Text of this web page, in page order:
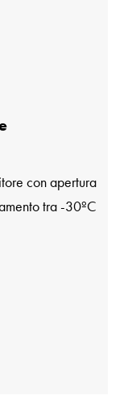
con apertura
tra -30ºC